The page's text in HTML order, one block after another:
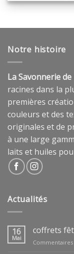
Notre histoire
La Savonnerie
racines dans la
premières
couleurs et des
originales et de
à une large
laits et huiles
Actualités
16
Mai
coffrets